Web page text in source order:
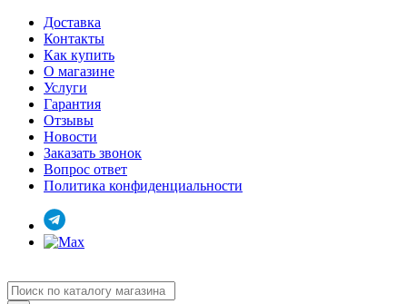
Доставка
Контакты
Как купить
О магазине
Услуги
Гарантия
Отзывы
Новости
Заказать звонок
Вопрос ответ
Политика конфиденциальности